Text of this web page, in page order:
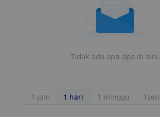
Tidak ada apa-apa di sini.
1 jam 1 hari 1 minggu 1sen